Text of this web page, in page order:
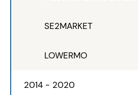
SE2MARKET
LOWERMO
2014 - 2020